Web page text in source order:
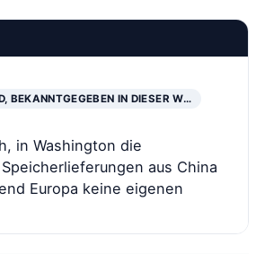
BEKANNTGEGEBEN IN DIESER W…
in Washington die
aus China
Europa keine eigenen